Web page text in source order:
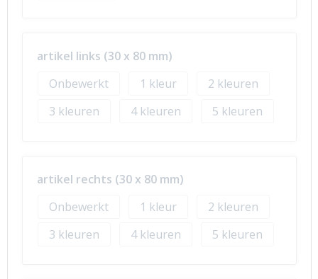
artikel links (30 x 80 mm)
Onbewerkt
1
2
3
4 5
artikel rechts (30 x 80 mm)
Onbewerkt
1
2
3
4 5